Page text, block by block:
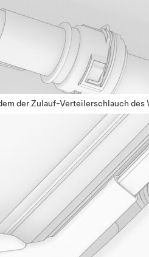
der Zulauf-Verteilerschlauch